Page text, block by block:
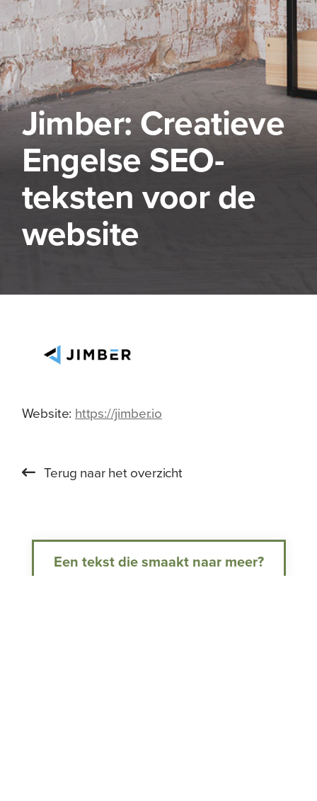
Jimber: Creatieve
Engelse SEO-
teksten voor de
website
Website: https://jimber.io
Terug naar het overzicht
Een tekst die smaakt naar meer?